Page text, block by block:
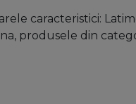
caracteristici:
produsele din